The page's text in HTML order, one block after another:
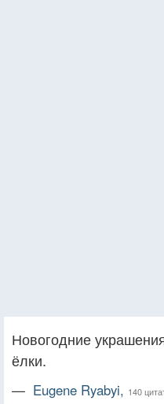
Новогодние
ёлки.
— Eugene Ryabyi, 140